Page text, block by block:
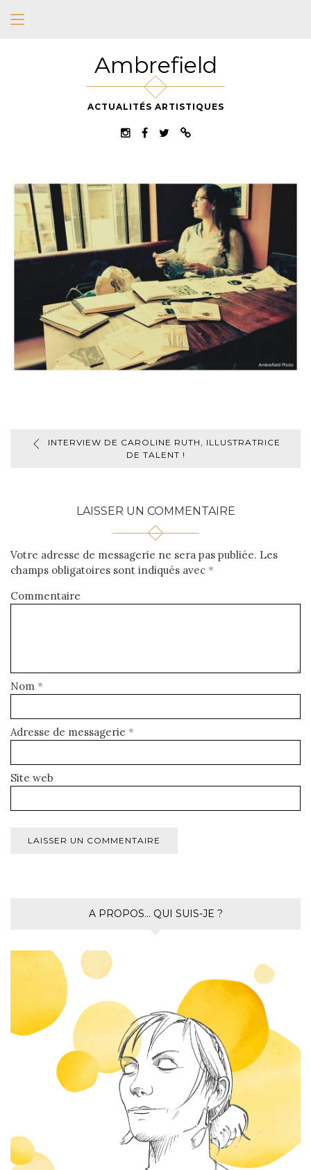
Ambrefield
ACTUALITÉS ARTISTIQUES
INTERVIEW DE CAROLINE RUTH, ILLUSTRATRICE
DE TALENT !
LAISSER UN COMMENTAIRE
Votre adresse de messagerie ne sera pas publiée. Les
champs obligatoires sont indiqués avec *
Commentaire
Nom *
Adresse de messagerie *
Site web
A PROPOS… QUI SUIS-JE ?